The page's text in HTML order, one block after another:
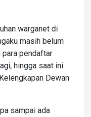
warganet di
masih belum
pendaftar
hingga saat ini
Dewan
sampai ada